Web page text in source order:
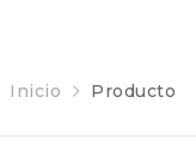
Inicio Producto